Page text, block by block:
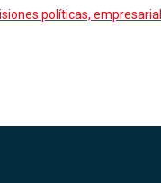
políticas,